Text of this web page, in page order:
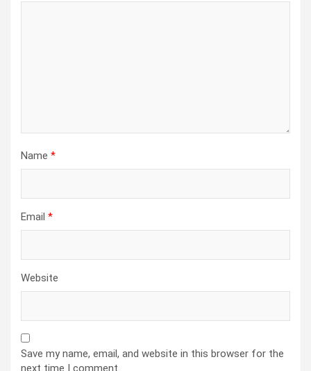
Name *
Email *
Website
Save my name, email, and website in this browser for the
next time I comment.